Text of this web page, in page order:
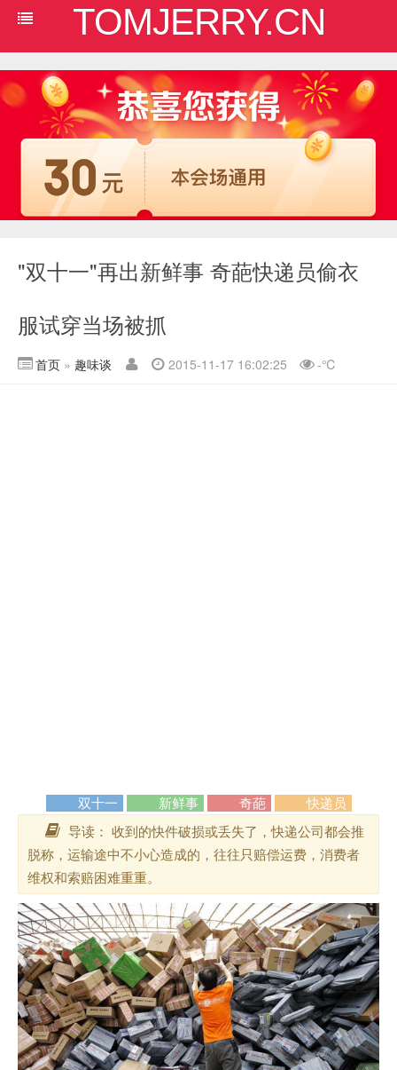
TOMJERRY.CN
"双十一"再出新鲜事 奇葩快递员偷衣
服试穿当场被抓
首页 » 趣味谈 2015-11-17 16:02:25 -℃
双十一 新鲜事 奇葩
快递员
导读： 收到的快件破损或丢失了，快递公司都会推
脱称，运输途中不小心造成的，往往只赔偿运费，消费者
维权和索赔困难重重。